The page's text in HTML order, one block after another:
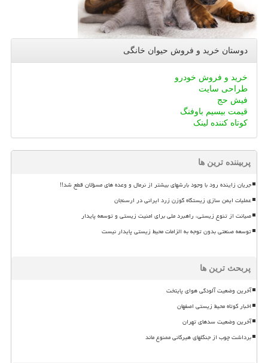
دوستان خرید و فروش حیوان خانگی
خرید و فروش خودرو
طراحی سایت
فیش حج
قیمت بیسیم باوفنگ
کوتاه کننده لینک
پربیننده ترین ها
جریان زاینده رود با وجود بارشهای بیشتر از نرمال و وعده های مسؤلان قطع شد!!
عملیات ایمن سازی زیستگاه گوزن زرد ایرانی در ارسنجان
صیانت از تنوع زیستی، راهبرد ملی برای امنیت زیستی و توسعه پایدار
توسعه صنعتی بدون توجه به الزامات محیط زیستی پایدار نیست
پربحث ترین ها
آخرین وضعیت آلودگی هوای پایتخت
اخبار کوتاه محیط زیستی اصفهان
آخرین وضعیت سدهای تهران
برداشت چوب از جنگلهای هیرکانی ممنوع ماند